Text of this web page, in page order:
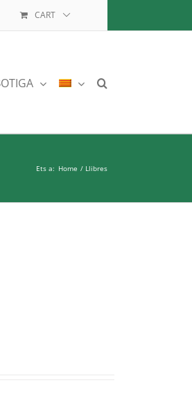
CART
Ets a: Home Llibres